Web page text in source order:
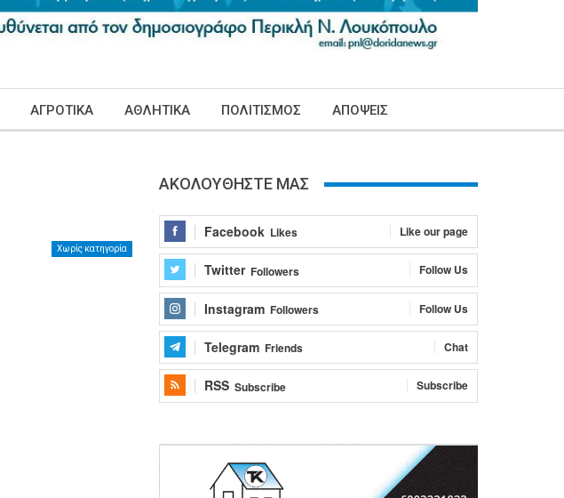
ΑΓΡΟΤΙΚΑ ΑΘΛΗΤΙΚΑ ΠΟΛΙΤΙΣΜΟΣ ΑΠΟΨΕΙΣ
Χωρίς κατηγορία
ΑΚΟΛΟΥΘΗΣΤΕ ΜΑΣ
Facebook Likes Like our page
Twitter Followers Follow Us
Instagram Followers Follow Us
Telegram Friends Chat
RSS Subscribe Subscribe